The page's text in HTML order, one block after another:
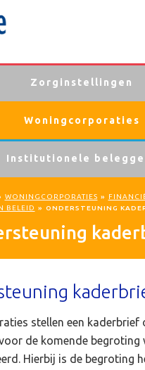
Zorginstellingen
Woningcorporaties
Institutionele
WONINGCORPORATIES »
BELEID » ONDERSTEUNING
stellen een kaderbrief
de komende begroting
Hierbij is de begroting